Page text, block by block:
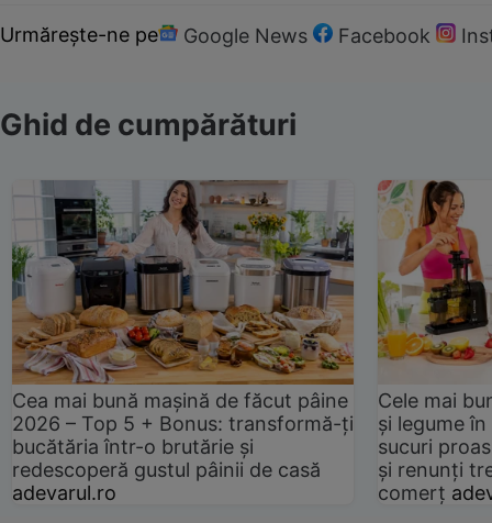
Urmărește-ne pe Google News Facebook
Ghid de cumpărături
Cea mai bună mașină de făcut pâine
2026 – Top 5 + Bonus: transformă-ți
bucătăria într-o brutărie și
redescoperă gustul pâinii de casă
adevarul.ro
Cele mai
și legume
sucuri
și renunți
comerț